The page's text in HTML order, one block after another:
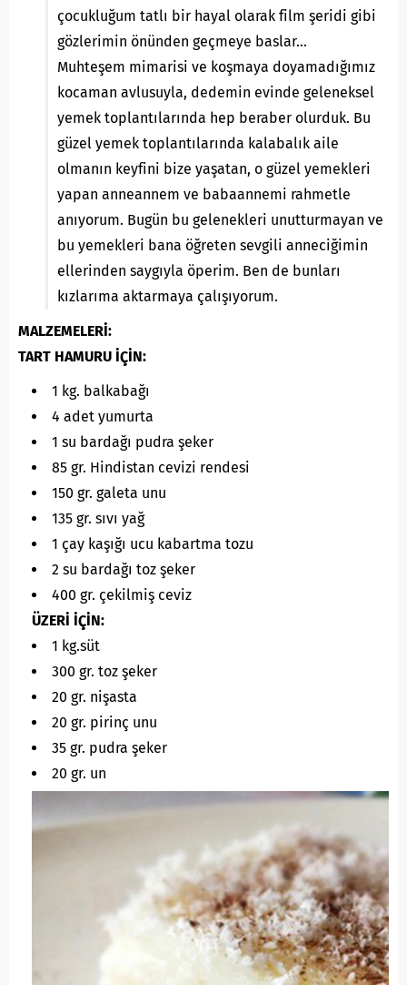
çocukluğum tatlı bir hayal olarak film şeridi gibi
gözlerimin önünden geçmeye baslar…
Muhteşem mimarisi ve koşmaya doyamadığımız
kocaman avlusuyla, dedemin evinde geleneksel
yemek toplantılarında hep beraber olurduk. Bu
güzel yemek toplantılarında kalabalık aile
olmanın keyfini bize yaşatan, o güzel yemekleri
yapan anneannem ve babaannemi rahmetle
anıyorum. Bugün bu gelenekleri unutturmayan ve
bu yemekleri bana öğreten sevgili anneciğimin
ellerinden saygıyla öperim. Ben de bunları
kızlarıma aktarmaya çalışıyorum.
MALZEMELERİ:
TART HAMURU İÇİN:
1 kg. balkabağı
4 adet yumurta
1 su bardağı pudra şeker
85 gr. Hindistan cevizi rendesi
150 gr. galeta unu
135 gr. sıvı yağ
1 çay kaşığı ucu kabartma tozu
2 su bardağı toz şeker
400 gr. çekilmiş ceviz
ÜZERİ İÇİN:
1 kg.süt
300 gr. toz şeker
20 gr. nişasta
20 gr. pirinç unu
35 gr. pudra şeker
20 gr. un